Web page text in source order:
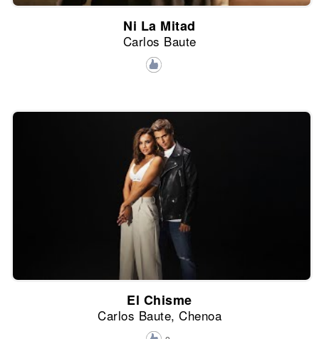
Ni La Mitad
Carlos Baute
El Chisme
Carlos Baute, Chenoa